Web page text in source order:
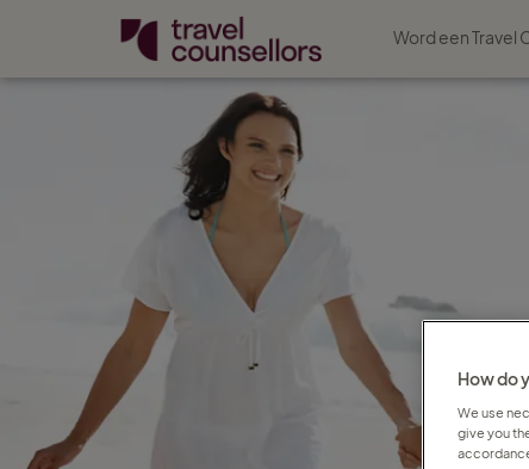
Word een Travel
How do
We use
give you